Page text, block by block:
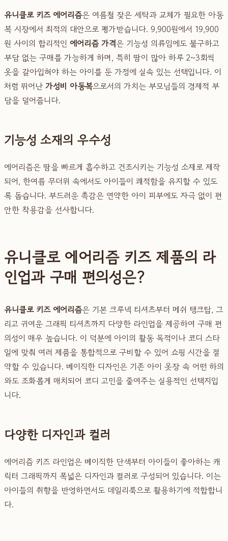
유니클로 키즈 에어리즘은 여름철 잦은 세탁과 교체가 필요한 아동
복 시장에서 최적의 대안으로 평가받습니다. 9,900원에서 19,900
원 사이의 합리적인 에어리즘 가격은 기능성 의류임에도 불구하고
부담 없는 구매를 가능하게 하며, 특히 땀이 많아 하루 2~3회씩
옷을 갈아입혀야 하는 아이를 둔 가정에 실속 있는 선택입니다. 이
처럼 뛰어난 가성비 아동복으로서의 가치는 부모님들의 경제적 부
담을 덜어줍니다.
기능성 소재의 우수성
에어리즘은 땀을 빠르게 흡수하고 건조시키는 기능성 소재로 제작
되어, 한여름 무더위 속에서도 아이들이 쾌적함을 유지할 수 있도
록 돕습니다. 부드러운 촉감은 연약한 아이 피부에도 자극 없이 편
안한 착용감을 선사합니다.
유니클로 에어리즘 키즈 제품의 라
인업과 구매 편의성은?
유니클로 키즈 에어리즘은 기본 크루넥 티셔츠부터 메쉬 탱크탑, 그
리고 귀여운 그래픽 티셔츠까지 다양한 라인업을 제공하여 구매 편
의성이 매우 높습니다. 이 덕분에 아이의 활동 목적이나 코디 스타
일에 맞춰 여러 제품을 통합적으로 구비할 수 있어 쇼핑 시간을 절
약할 수 있습니다. 베이직한 디자인은 기존 아이 옷장 속 어떤 하의
와도 조화롭게 매치되어 코디 고민을 줄여주는 실용적인 선택지입
니다.
다양한 디자인과 컬러
에어리즘 키즈 라인업은 베이직한 단색부터 아이들이 좋아하는 캐
릭터 그래픽까지 폭넓은 디자인과 컬러로 구성되어 있습니다. 이는
아이들의 취향을 반영하면서도 데일리룩으로 활용하기에 적합합니
다.